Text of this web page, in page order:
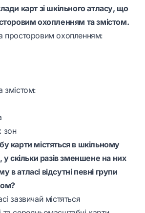
карт зі шкільного атласу, що
охопленням та змістом.
просторовим охопленням:
змістом:
зон
карти містяться в шкільному
у скільки разів зменшене на них
в атласі відсутні певні групи
зазвичай містяться